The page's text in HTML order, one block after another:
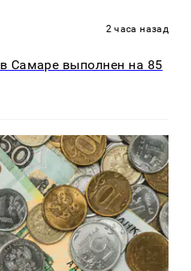
2 часа назад
Самаре выполнен на 85